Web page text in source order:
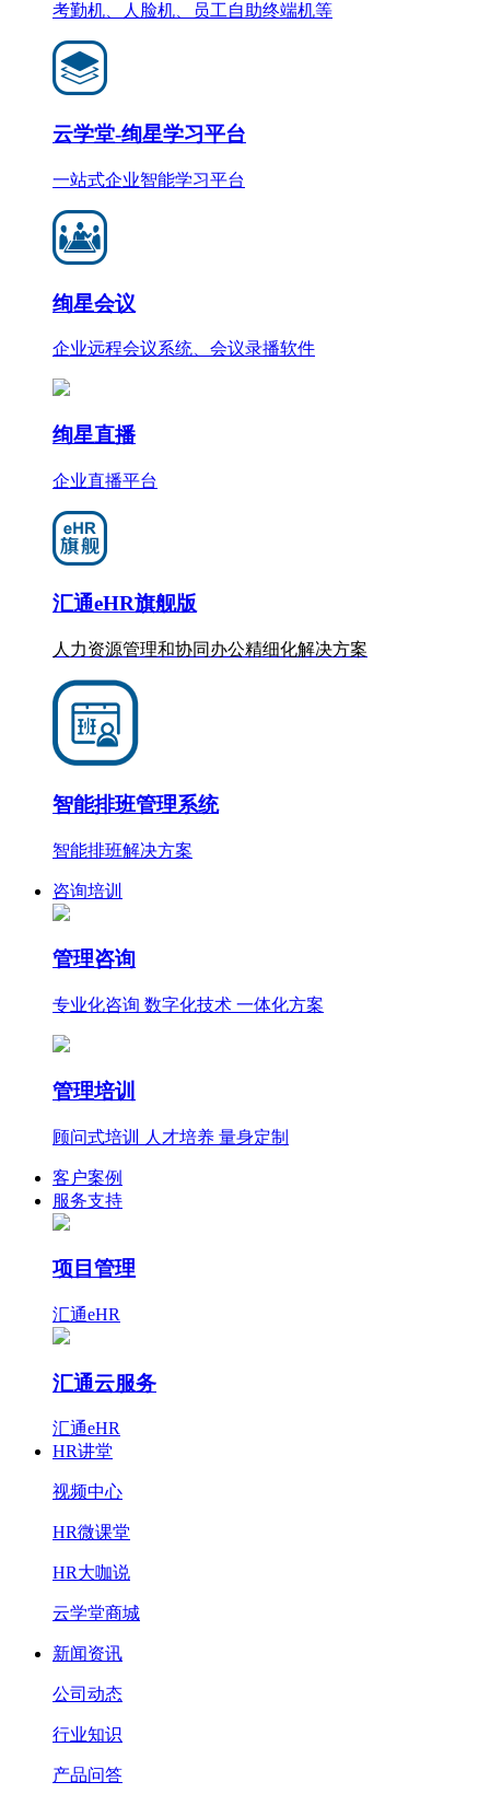
考勤机、人脸机、员工自助终端机等
云学堂-绚星学习平台
一站式企业智能学习平台
绚星会议
企业远程会议系统、会议录播软件
绚星直播
企业直播平台
汇通eHR旗舰版
人力资源管理和协同办公精细化解决方案
智能排班管理系统
智能排班解决方案
咨询培训
管理咨询
专业化咨询 数字化技术 一体化方案
管理培训
顾问式培训 人才培养 量身定制
客户案例
服务支持
项目管理
汇通eHR
汇通云服务
汇通eHR
HR讲堂
视频中心
HR微课堂
HR大咖说
云学堂商城
新闻资讯
公司动态
行业知识
产品问答